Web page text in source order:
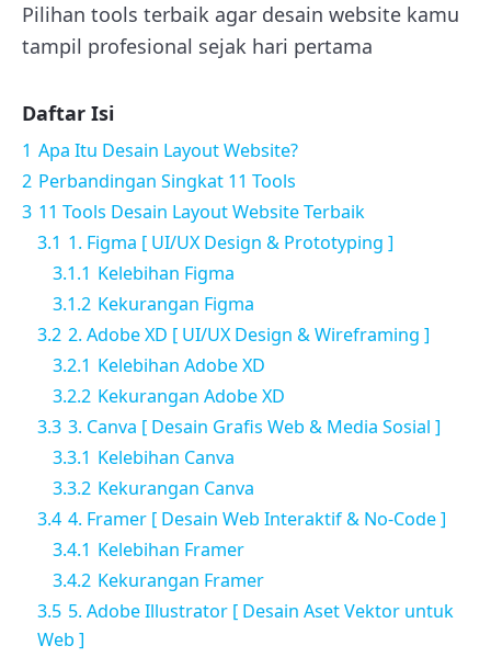
Pilihan tools terbaik agar desain website kamu
tampil profesional sejak hari pertama
Daftar Isi
1 Apa Itu Desain Layout Website?
2 Perbandingan Singkat 11 Tools
3 11 Tools Desain Layout Website Terbaik
3.1 1. Figma [ UI/UX Design & Prototyping ]
3.1.1 Kelebihan Figma
3.1.2 Kekurangan Figma
3.2 2. Adobe XD [ UI/UX Design & Wireframing ]
3.2.1 Kelebihan Adobe XD
3.2.2 Kekurangan Adobe XD
3.3 3. Canva [ Desain Grafis Web & Media Sosial ]
3.3.1 Kelebihan Canva
3.3.2 Kekurangan Canva
3.4 4. Framer [ Desain Web Interaktif & No-Code ]
3.4.1 Kelebihan Framer
3.4.2 Kekurangan Framer
3.5 5. Adobe Illustrator [ Desain Aset Vektor untuk
Web ]